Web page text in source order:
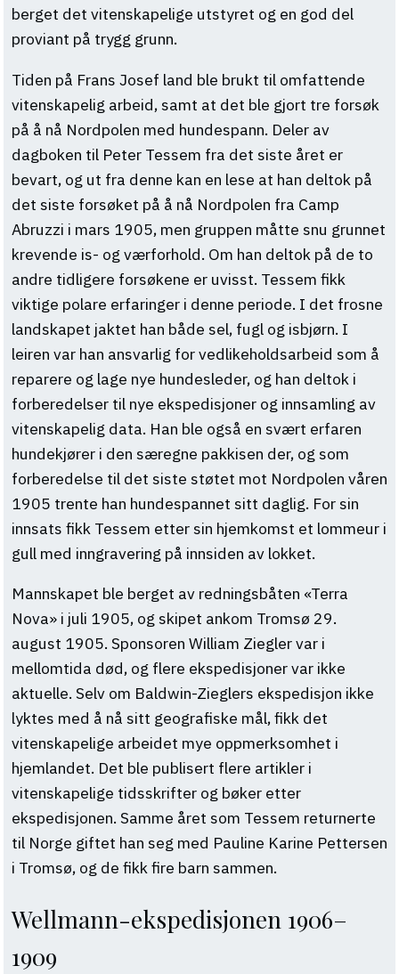
berget det vitenskapelige utstyret og en god del
proviant på trygg grunn.
Tiden på Frans Josef land ble brukt til omfattende
vitenskapelig arbeid, samt at det ble gjort tre forsøk
på å nå Nordpolen med hundespann. Deler av
dagboken til Peter Tessem fra det siste året er
bevart, og ut fra denne kan en lese at han deltok på
det siste forsøket på å nå Nordpolen fra Camp
Abruzzi i mars 1905, men gruppen måtte snu grunnet
krevende is- og værforhold. Om han deltok på de to
andre tidligere forsøkene er uvisst. Tessem fikk
viktige polare erfaringer i denne periode. I det frosne
landskapet jaktet han både sel, fugl og isbjørn. I
leiren var han ansvarlig for vedlikeholdsarbeid som å
reparere og lage nye hundesleder, og han deltok i
forberedelser til nye ekspedisjoner og innsamling av
vitenskapelig data. Han ble også en svært erfaren
hundekjører i den særegne pakkisen der, og som
forberedelse til det siste støtet mot Nordpolen våren
1905 trente han hundespannet sitt daglig. For sin
innsats fikk Tessem etter sin hjemkomst et lommeur i
gull med inngravering på innsiden av lokket.
Mannskapet ble berget av redningsbåten «Terra
Nova» i juli 1905, og skipet ankom Tromsø 29.
august 1905. Sponsoren William Ziegler var i
mellomtida død, og flere ekspedisjoner var ikke
aktuelle. Selv om Baldwin-Zieglers ekspedisjon ikke
lyktes med å nå sitt geografiske mål, fikk det
vitenskapelige arbeidet mye oppmerksomhet i
hjemlandet. Det ble publisert flere artikler i
vitenskapelige tidsskrifter og bøker etter
ekspedisjonen. Samme året som Tessem returnerte
til Norge giftet han seg med Pauline Karine Pettersen
i Tromsø, og de fikk fire barn sammen.
Wellmann-ekspedisjonen 1906–
1909